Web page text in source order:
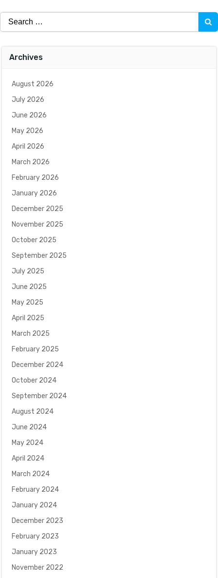
Search
for:
Archives
August 2026
July 2026
June 2026
May 2026
April 2026
March 2026
February 2026
January 2026
December 2025
November 2025
October 2025
September 2025
July 2025
June 2025
May 2025
April 2025
March 2025
February 2025
December 2024
October 2024
September 2024
August 2024
June 2024
May 2024
April 2024
March 2024
February 2024
January 2024
December 2023
February 2023
January 2023
November 2022